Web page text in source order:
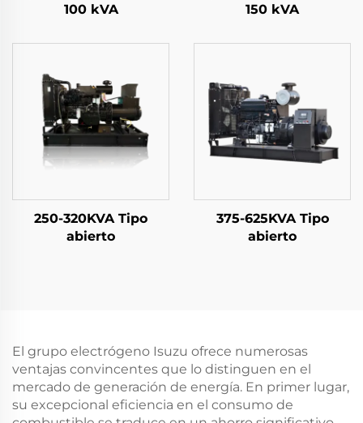
100 kVA
150 kVA
250-320KVA Tipo
abierto
375-625KVA Tipo
abierto
El grupo electrógeno Isuzu ofrece numerosas
ventajas convincentes que lo distinguen en el
mercado de generación de energía. En primer lugar,
su excepcional eficiencia en el consumo de